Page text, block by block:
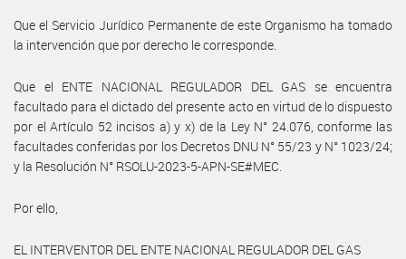
Que el Servicio Jurídico Permanente de este Organismo ha tomado
la intervención que por derecho le corresponde.
Que el ENTE NACIONAL REGULADOR DEL GAS se encuentra
facultado para el dictado del presente acto en virtud de lo dispuesto
por el Artículo 52 incisos a) y x) de la Ley N° 24.076, conforme las
facultades conferidas por los Decretos DNU N° 55/23 y N° 1023/24;
y la Resolución N° RSOLU-2023-5-APN-SE#MEC.
Por ello,
EL INTERVENTOR DEL ENTE NACIONAL REGULADOR DEL GAS